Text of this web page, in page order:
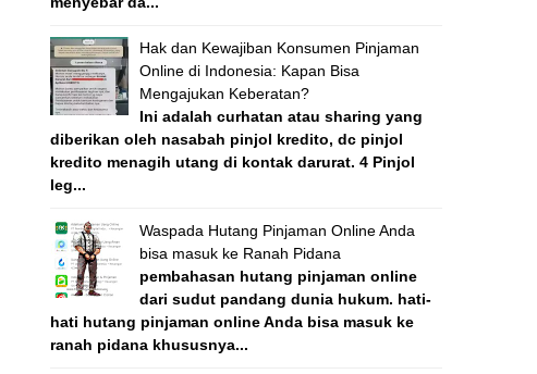
Hak dan Kewajiban Konsumen Pinjaman
Online di Indonesia: Kapan Bisa
Mengajukan Keberatan?
Ini adalah curhatan atau sharing yang
diberikan oleh nasabah pinjol kredito, dc pinjol
kredito menagih utang di kontak darurat. 4 Pinjol
leg...
Waspada Hutang Pinjaman Online Anda
bisa masuk ke Ranah Pidana
pembahasan hutang pinjaman online
dari sudut pandang dunia hukum. hati-
hati hutang pinjaman online Anda bisa masuk ke
ranah pidana khususnya...